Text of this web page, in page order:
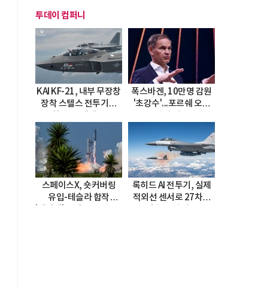
투데이 컴퍼니
KAI KF-21, 내부 무장창
장착 스텔스 전투기로
폭스바겐, 10만명 감원
'초강수'...포르쉐 오너
스페이스X, 숏커버링
유입-테슬라 합작
록히드 AI 전투기, 실제
적외선 센서로 27차례